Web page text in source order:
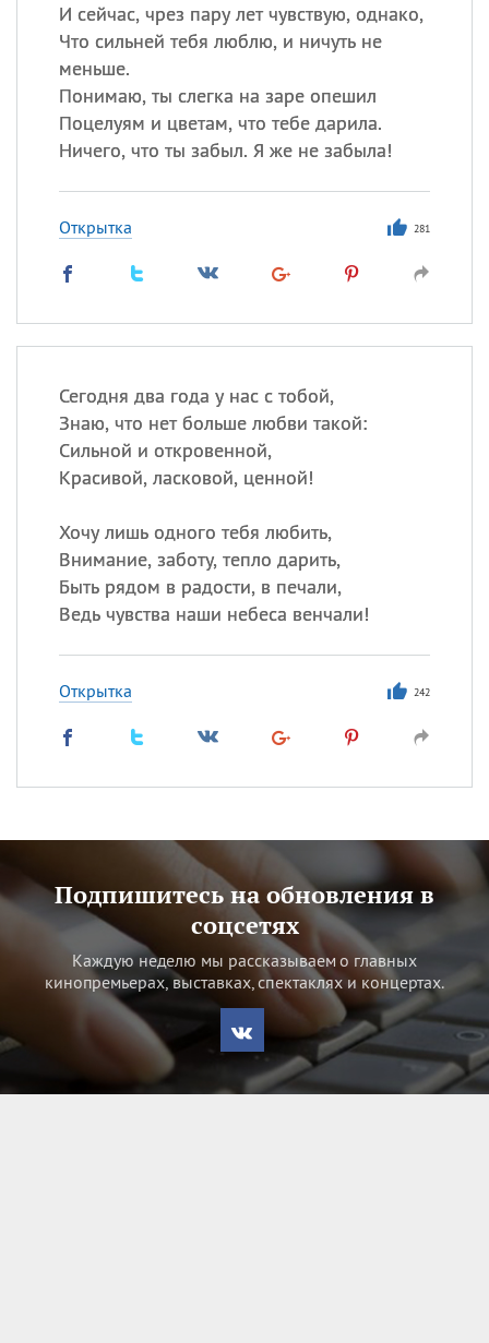
И сейчас, чрез пару лет чувствую, однако,
Что сильней тебя люблю, и ничуть не
меньше.
Понимаю, ты слегка на заре опешил
Поцелуям и цветам, что тебе дарила.
Ничего, что ты забыл. Я же не забыла!
Открытка 281
Сегодня два года у нас с тобой,
Знаю, что нет больше любви такой:
Сильной и откровенной,
Красивой, ласковой, ценной!
Хочу лишь одного тебя любить,
Внимание, заботу, тепло дарить,
Быть рядом в радости, в печали,
Ведь чувства наши небеса венчали!
Открытка 242
Подпишитесь на обновления в
соцсетях
Каждую неделю мы рассказываем о главных
кинопремьерах, выставках, спектаклях и концертах.